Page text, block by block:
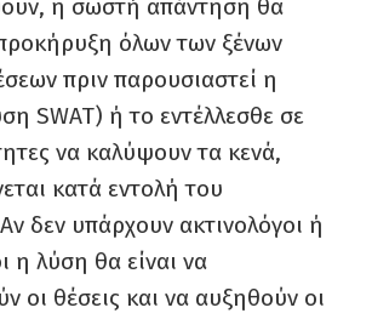
η σωστή απάντηση θα
όλων των ξένων
πριν παρουσιαστεί η
SWAT) ή το εντέλλεσθε σε
να καλύψουν τα κενά,
κατά εντολή του
δεν υπάρχουν ακτινολόγοι ή
η λύση θα είναι να
οι θέσεις και να αυξηθούν οι